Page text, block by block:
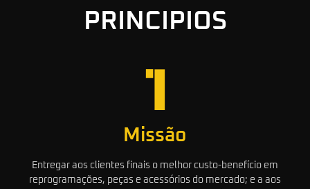
PRINCIPIOS
Missão
Entregar aos clientes finais o melhor custo-benefício em
reprogramações, peças e acessórios do mercado; e a aos